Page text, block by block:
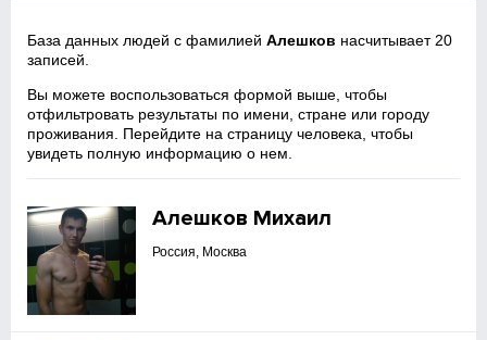
База данных людей с фамилиейАлешков насчитывает 20
записей.
Вы можете воспользоваться формой выше, чтобы
отфильтровать результаты по имени, стране или городу
проживания. Перейдите на страницу человека, чтобы
увидеть полную информацию о нем.
Алешков Михаил
Россия, Москва